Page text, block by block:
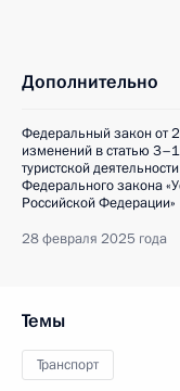
Дополнительно
Федеральный закон от
изменений в статью
туристской
Федерального закона
Российской Федерации»
28 февраля 2025 года
Темы
Транспорт